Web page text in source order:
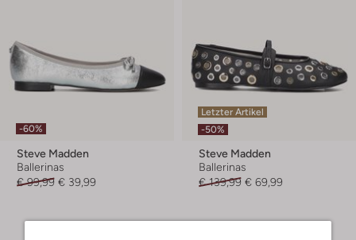
-60%
Steve Madden
Ballerinas
€ 99,99 € 39,99
Letzter Artikel
-50%
Steve Madden
Ballerinas
€ 139,99 € 69,99